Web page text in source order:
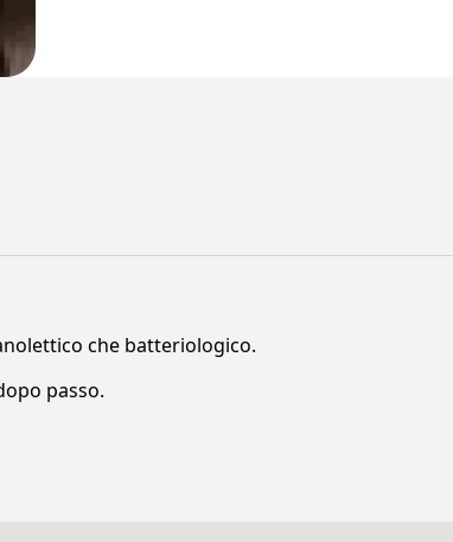
che batteriologico.
passo.